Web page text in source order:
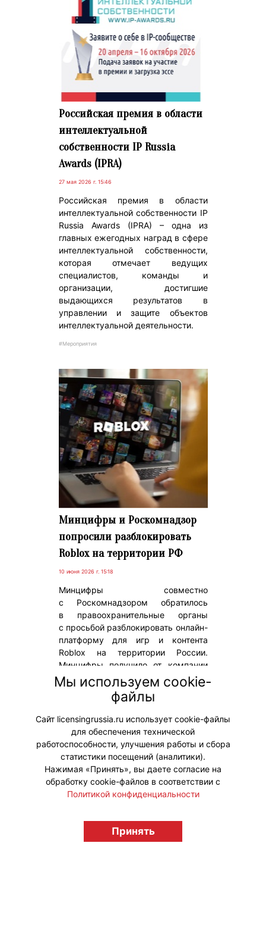
Российская премия в области
интеллектуальной
собственности IP Russia
Awards (IPRA)
27 мая 2026 г. 15:46
Российская премия в области
интеллектуальной собственности IP
Russia Awards (IPRA) – одна из
главных ежегодных наград в сфере
интеллектуальной собственности,
которая отмечает ведущих
специалистов, команды и
организации, достигшие
выдающихся результатов в
управлении и защите объектов
интеллектуальной деятельности.
#Мероприятия
Минцифры и Роскомнадзор
попросили разблокировать
Roblox на территории РФ
10 июня 2026 г. 15:18
Минцифры совместно
с Роскомнадзором обратилось
в правоохранительные органы
с просьбой разблокировать онлайн-
платформу для игр и контента
Roblox на территории России.
Минцифры получило от компании
гарантии соблюдения
законодательства РФ. Об этом
ведомство сообщило в своем
канале в мессенджере «Макс».
#Законодательство
licensingrussia.ru, 2009-2026 12+
Мы используем cookie-
файлы
Сайт licensingrussia.ru использует cookie-файлы
для обеспечения технической
работоспособности, улучшения работы и сбора
статистики посещений (аналитики).
Нажимая «Принять», вы даете согласие на
обработку cookie-файлов в соответствии с
Политикой конфиденциальности
Принять